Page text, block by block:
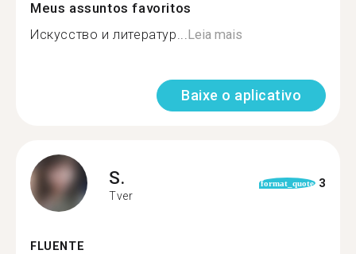
Meus assuntos favoritos
Искусство и литератур...Leia mais
Baixe o aplicativo
S.
Tver
format_quote 3
FLUENTE